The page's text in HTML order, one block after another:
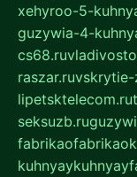
xehyroo-5-
guzywia-4-
cs68.ru
raszar.ruvskrytie-
lipetsktelecom.ru
seksuzb.ru